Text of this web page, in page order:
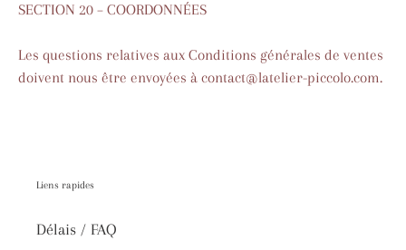
SECTION 20 – COORDONNÉES
Les questions relatives aux Conditions générales de ventes
doivent nous être envoyées à contact@latelier-piccolo.com.
Liens rapides
Délais / FAQ